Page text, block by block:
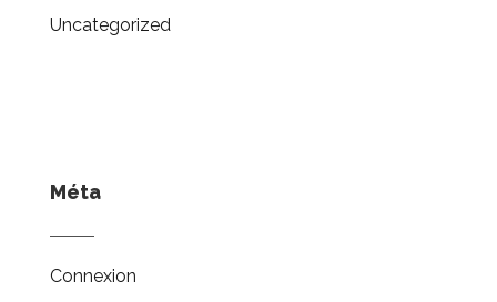
Uncategorized
Méta
Connexion